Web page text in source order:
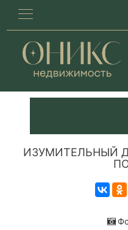
ИЗУМИТЕЛЬНЫЙ